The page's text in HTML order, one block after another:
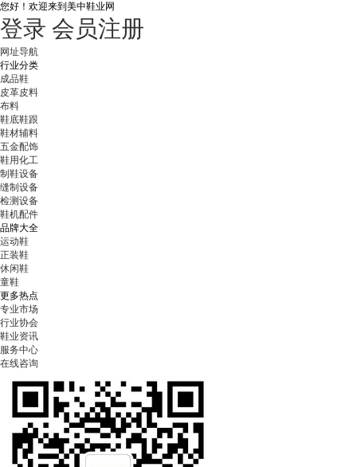
您好！ 欢迎来到美中鞋业网
登录 会员注册
网址导航
行业分类
成品鞋
皮革皮料
布料
鞋底鞋跟
鞋材辅料
五金配饰
鞋用化工
制鞋设备
缝制设备
检测设备
鞋机配件
品牌大全
运动鞋
正装鞋
休闲鞋
童鞋
更多热点
专业市场
行业协会
鞋业资讯
服务中心
在线咨询